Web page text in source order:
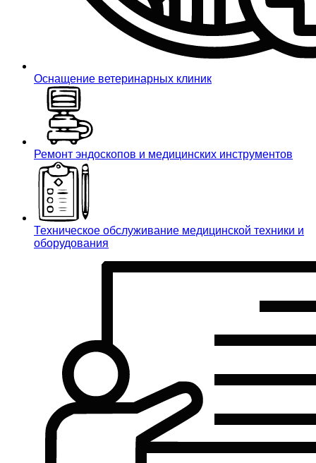
Оснащение ветеринарных клиник
Ремонт эндоскопов и медицинских инструментов
Техническое обслуживание медицинской техники и
оборудования